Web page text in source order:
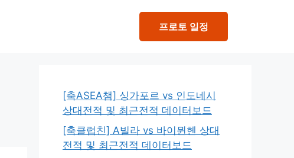
프로토 일정
[축ASEA챔] 싱가포르 vs 인도네시
상대전적 및 최근전적 데이터보드
[축클럽친] A빌라 vs 바이뮌헨 상대
전적 및 최근전적 데이터보드